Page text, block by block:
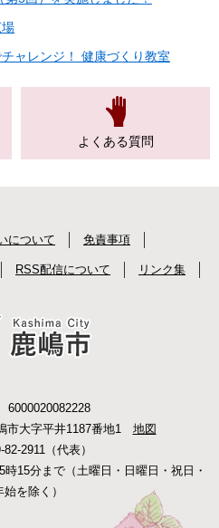
場
ャレンジ！ 健康づくり教室
よくある質問
について 免責事項
RSS配信について リンク集
6000020082228
市大字平井1187番地1 地図
2911（代表）
15分まで（土曜日・日曜日・祝日・
を除く）